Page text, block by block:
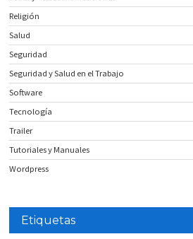
Religión
Salud
Seguridad
Seguridad y Salud en el Trabajo
Software
Tecnología
Trailer
Tutoriales y Manuales
Wordpress
Etiquetas